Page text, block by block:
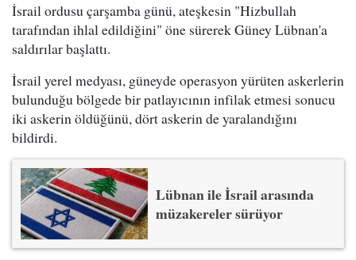
İsrail ordusu çarşamba günü, ateşkesin "Hizbullah
tarafından ihlal edildiğini" öne sürerek Güney Lübnan'a
saldırılar başlattı.
İsrail yerel medyası, güneyde operasyon yürüten askerlerin
bulunduğu bölgede bir patlayıcının infilak etmesi sonucu
iki askerin öldüğünü, dört askerin de yaralandığını
bildirdi.
Lübnan ile İsrail arasında
müzakereler sürüyor